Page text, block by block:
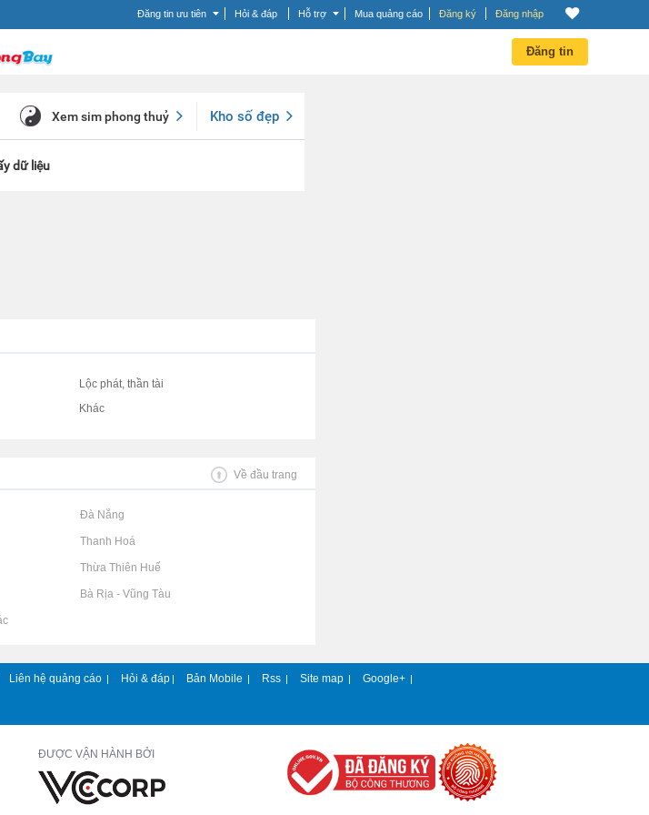
Đăng tin ưu tiên Hỏi & đáp Hỗ trợ Mua quảng cáo Đăng ký Đăng nhập
Đăng tin
Kho số đẹp
Xem sim phong thuỷ
dữ liệu
Lộc phát, thần tài
Khác
Về đầu trang
Rao vặt tại Đà Nẵng
Rao vặt tại Thanh Hoá
Rao vặt tại Thừa Thiên Huế
Rao vặt tại Bà Rịa - Vũng Tàu
Liên hệ quảng cáo | Hỏi & đáp | Bản Mobile | Rss | Site map | Google+ |
ĐƯỢC VẬN HÀNH BỞI